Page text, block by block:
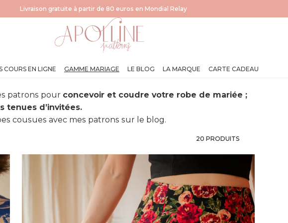
Livraison gratuite à partir de 80 euros en Mondial Relay
COURS EN LIGNE GAMME MARIAGE LE BLOG LA MARQUE CARTE CADEAU
Cérémonie
patrons pour concevoir et coudre votre robe de mariée ;
tenues d’invitées.
cousues avec mes patrons sur le blog.
20 PRODUITS